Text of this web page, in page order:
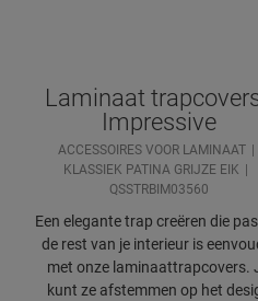
Laminaat
Impressive
ACCESSOIRES VOOR LAMINAAT
KLASSIEK PATINA GRIJZE EIK
QSSTRBIM03560
Een elegante trap creëren die
de rest van je interieur is
met onze laminaattrapcovers.
kunt ze afstemmen op het